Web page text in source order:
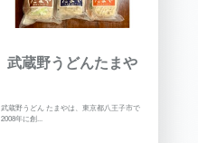
武蔵野うどんたまや
武蔵野うどん たまやは、東京都八王子市で
2008年に創...